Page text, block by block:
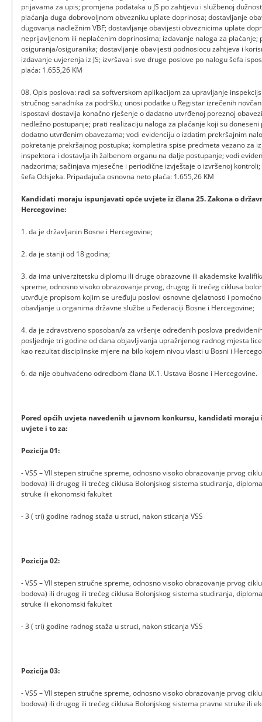
prijavama za upis; promjena podataka u JS po zahtjevu i službenoj
plaćanja duga dobrovoljnom obvezniku uplate doprinosa; dostavljanje
dugovanja nadležnim VBF; dostavljanje obavijesti obveznicima uplate
neprijavljenom ili neplaćenim doprinosima; izdavanje naloga za plaćanje;
osiguranja/osiguranika; dostavljanje obavijesti podnosiocu zahtjeva i
izdavanje uvjerenja iz JS; izvršava i sve druge poslove po nalogu šefa
plaća: 1.655,26 KM
08. Opis poslova: radi sa softverskom aplikacijom za upravljanje
stručnog saradnika za podršku; unosi podatke u Registar izrečenih
ispostavi dostavlja konačno rješenje o dadatno utvrđenoj poreznoj
nedležno postupanje; prati realizaciju naloga za plaćanje koji su
dodatno utvrđenim obavezama; vodi evidenciju o izdatim prekršajnim
pokretanje prekršajnog postupka; kompletira spise predmeta vezano za
inspektora i dostavlja ih žalbenom organu na dalje postupanje; vodi
nadzorima; sačinjava mjesečne i periodične izvještaje o izvršenoj
šefa Odsjeka. Pripadajuća osnovna neto plaća: 1.655,26 KM
Kandidati moraju ispunjavati opće uvjete iz člana 25. Zakona o
Hercegovine:
1. da je državljanin Bosne i Hercegovine;
2. da je stariji od 18 godina;
3. da ima univerzitetsku diplomu ili druge obrazovne ili akademske
spreme, odnosno visoko obrazovanje prvog, drugog ili trećeg ciklusa
utvrđuje propisom kojim se uređuju poslovi osnovne djelatnosti i
obavljanje u organima državne službe u Federaciji Bosne i Hercegovine;
4. da je zdravstveno sposoban/a za vršenje određenih poslova
posljednje tri godine od dana objavljivanja upražnjenog radnog mjesta
kao rezultat disciplinske mjere na bilo kojem nivou vlasti u Bosni i
6. da nije obuhvaćeno odredbom člana IX.1. Ustava Bosne i Hercegovine.
Pored općih uvjeta navedenih u javnom konkursu, kandidati
uvjete i to za:
Pozicija 01:
- VSS – VII stepen stručne spreme, odnosno visoko obrazovanje prvog
bodova) ili drugog ili trećeg ciklusa Bolonjskog sistema studiranja,
struke ili ekonomski fakultet
- 3 ( tri) godine radnog staža u struci, nakon sticanja VSS
Pozicija 02:
- VSS – VII stepen stručne spreme, odnosno visoko obrazovanje prvog
bodova) ili drugog ili trećeg ciklusa Bolonjskog sistema studiranja,
struke ili ekonomski fakultet
- 3 ( tri) godine radnog staža u struci, nakon sticanja VSS
Pozicija 03:
- VSS – VII stepen stručne spreme, odnosno visoko obrazovanje prvog
bodova) ili drugog ili trećeg ciklusa Bolonjskog sistema pravne struke ili